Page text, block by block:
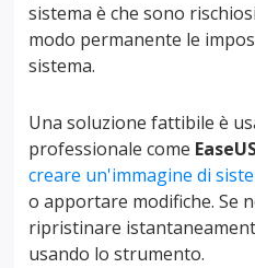
sistema è che sono
modo permanente le
sistema.
Una soluzione fattibile è
professionale come
creare un'immagine di
o apportare modifiche. Se
ripristinare
usando lo strumento.